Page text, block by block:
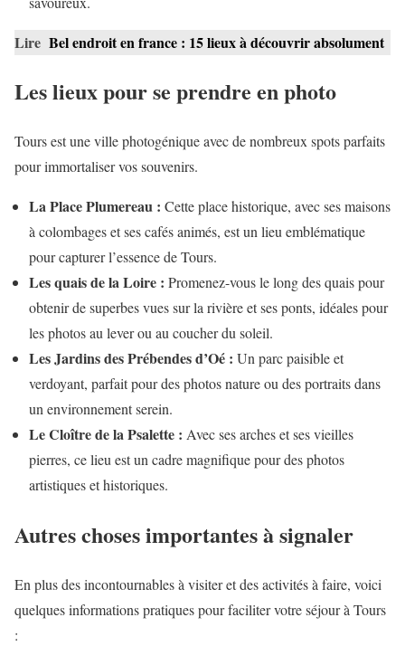
Lire Bel endroit en france : 15 lieux à découvrir absolument
Les lieux pour se prendre en photo
Tours est une ville photogénique avec de nombreux spots parfaits
pour immortaliser vos souvenirs.
La Place Plumereau : Cette place historique, avec ses maisons
à colombages et ses cafés animés, est un lieu emblématique
pour capturer l’essence de Tours.
Les quais de la Loire : Promenez-vous le long des quais pour
obtenir de superbes vues sur la rivière et ses ponts, idéales pour
les photos au lever ou au coucher du soleil.
Les Jardins des Prébendes d’Oé : Un parc paisible et
verdoyant, parfait pour des photos nature ou des portraits dans
un environnement serein.
Le Cloître de la Psalette : Avec ses arches et ses vieilles
pierres, ce lieu est un cadre magnifique pour des photos
artistiques et historiques.
Autres choses importantes à signaler
En plus des incontournables à visiter et des activités à faire, voici
quelques informations pratiques pour faciliter votre séjour à Tours
: